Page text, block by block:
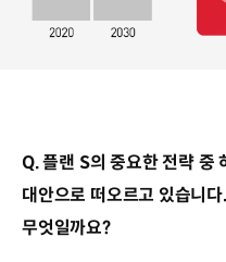
Q. 플랜 S의 중요한 전략 중
대안으로 떠오르고 있습니
무엇일까요?